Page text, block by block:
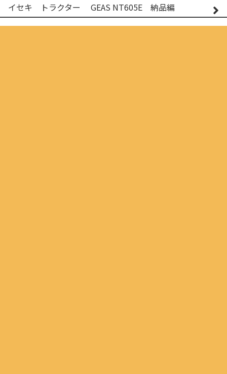
イセキ トラクター GEAS NT605E 納品編